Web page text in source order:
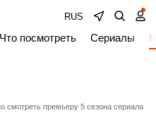
RUS
Что посмотреть Сериалы
смотреть премьеру 5 сезона сериала